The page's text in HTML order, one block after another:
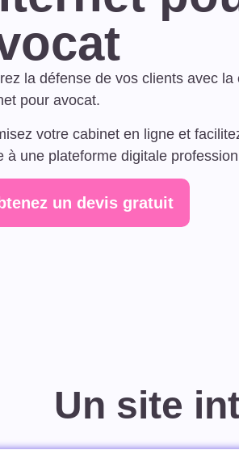
la défense de vos clients avec la
pour avocat.
votre cabinet en ligne et
à une plateforme digitale
un devis gratuit
Un site